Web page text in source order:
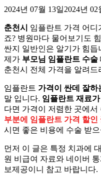
2024년 07월 13일2024년 02
춘천시
임플란트 가격 어디
죠? 병원마다 물어보기도
싼지 일반인은 알기가 힘듭
제가 부모님 임플란트 수술
춘천시 전체 가격을 알려드
임플란트 가격이 싼데 잘하
말 입니다. 임플란트 재료
다면 가격이 저렴한 곳에서
부분에 임플란트 가격 할인
시면 좋은 비용에 수술 받
먼저 이 글은 특정 치과에
원 비급여 자료와 네이버
보제공이니 참고 바랍니다.